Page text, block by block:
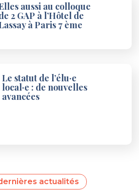
aussi au colloque
2 GAP à l’Hôtel de
à Paris 7 ème
Le statut de l’élu·e
local·e : de nouvelles
avancées
actualités